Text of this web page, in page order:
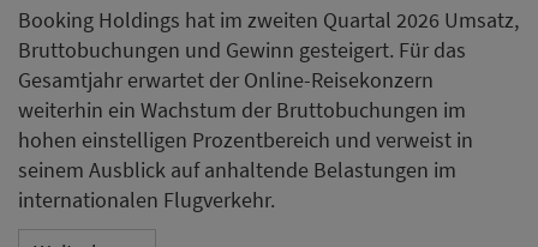
Booking Holdings hat im zweiten Quartal 2026 Umsatz,
Bruttobuchungen und Gewinn gesteigert. Für das
Gesamtjahr erwartet der Online-Reisekonzern
weiterhin ein Wachstum der Bruttobuchungen im
hohen einstelligen Prozentbereich und verweist in
seinem Ausblick auf anhaltende Belastungen im
internationalen Flugverkehr.